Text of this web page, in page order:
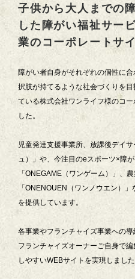
子供から大人までの
した障がい福祉サー
業のコーポレートサイ
障がい者自身がそれぞれの個性に
択肢が持てるような社会づくりを
ている株式会社ワンライフ様のコ
した。
児童発達支援事業所、放課後デイ
ュ）」や、今注目のeスポーツ×障
「ONEGAME（ワンゲーム）」、
「ONENOUEN（ワンノウエン）
を提供しています。
各事業やフランチャイズ事業への
フランチャイズオーナーご自身で
しやすいWEBサイトを実現しました